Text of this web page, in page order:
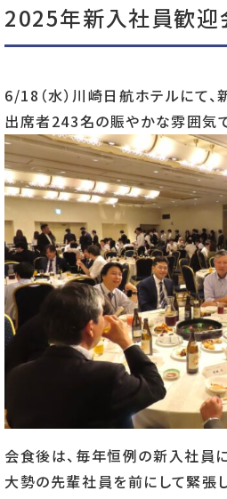
2025年新入社員歓迎
6/18（水）川崎日航ホテルにて
出席者243名の賑やかな雰囲気
会食後は、毎年恒例の新入社員
大勢の先輩社員を前にして緊張